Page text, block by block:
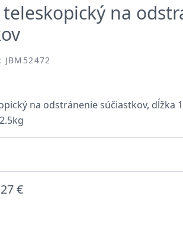
na
na odstránenie súčiastkov, dĺžka
€